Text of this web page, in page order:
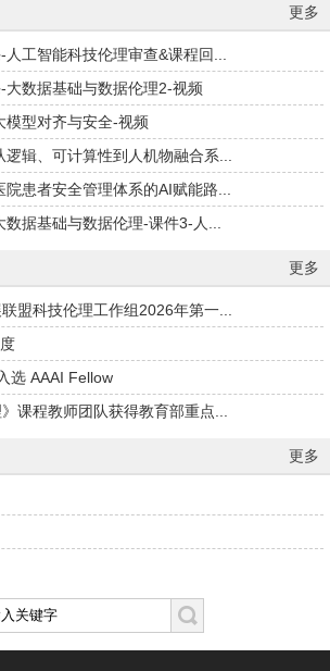
更多
工智能科技伦理审查&课程回...
数据基础与数据伦理2-视频
模型对齐与安全-视频
辑、可计算性到人机物融合系...
患者安全管理体系的AI赋能路...
据基础与数据伦理-课件3-人...
更多
盟科技伦理工作组2026年第一...
选 AAAI Fellow
课程教师团队获得教育部重点...
更多